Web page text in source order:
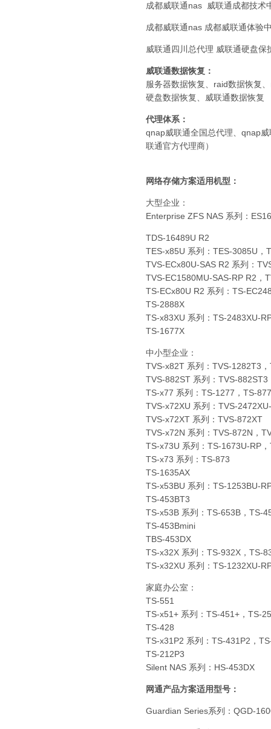
成都威联通nas 威联通成都技术
成都威联通nas 成都威联通体验
威联通四川总代理 威联通硬盘
威联通数据恢复：
服务器数据恢复、raid数据恢复
硬盘数据恢复、威联通数据恢复
代理体系：
qnap威联通全国总代理、qnap
联通官方代理商）
网络存储方案适用机型：
大型企业：
Enterprise ZFS NAS 系列：
TDS-16489U R2
TES-x85U 系列：TES-3085U，
TVS-ECx80U-SAS R2 系列：
TVS-EC1580MU-SAS-RP R2，
TS-ECx80U R2 系列：TS-
TS-2888X
TS-x83XU 系列：TS-2483XU-
TS-1677X
中小型企业：
TVS-x82T 系列：TVS-1282T3
TVS-882ST 系列：TVS-
TS-x77 系列：TS-1277，TS-877
TVS-x72XU 系列：TVS-
TVS-x72XT 系列：TVS-872XT
TVS-x72N 系列：TVS-872N，
TS-x73U 系列：TS-1673U-RP
TS-x73 系列：TS-873
TS-1635AX
TS-x53BU 系列：TS-1253BU-
TS-453BT3
TS-x53B 系列：TS-653B，TS-
TS-453Bmini
TBS-453DX
TS-x32X 系列：TS-932X，TS-
TS-x32XU 系列：TS-1232XU-
家庭办公室：
TS-551
TS-x51+ 系列：TS-451+，TS-
TS-428
TS-x31P2 系列：TS-431P2，
TS-212P3
Silent NAS 系列：HS-453DX
网通产品方案适用型号：
Guardian Series系列： QGD-